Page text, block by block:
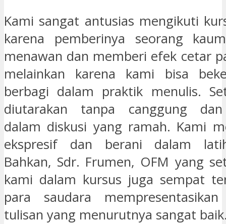
Kami sangat antusias mengikuti
karena pemberinya seorang
menawan dan memberi efek cetar
melainkan karena kami bisa
berbagi dalam praktik menulis.
diutarakan tanpa canggung dan
dalam diskusi yang ramah. Kami
ekspresif dan berani dalam
Bahkan, Sdr. Frumen, OFM yang
kami dalam kursus juga sempat
para saudara
tulisan yang menurutnya sangat